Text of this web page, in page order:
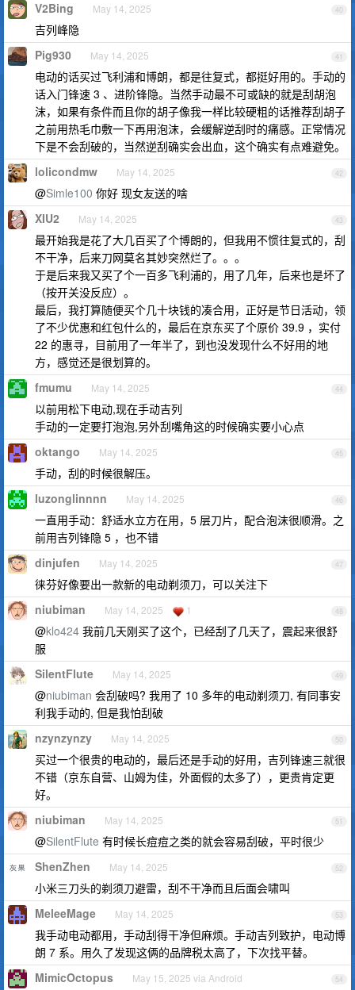
40
V2Bing May 14, 2025
吉列峰隐
41
Pig930 May 14, 2025
电动的话买过飞利浦和博朗，都是往复式，都挺好用的。手动的
话入门锋速 3 、进阶锋隐。当然手动最不可或缺的就是刮胡泡
沫，如果有条件而且你的胡子像我一样比较硬粗的话推荐刮胡子
之前用热毛巾敷一下再用泡沫，会缓解逆刮时的痛感。正常情况
下是不会刮破的，当然逆刮确实会出血，这个确实有点难避免。
42
lolicondmw May 14, 2025
@Simle100 你好 现女友送的啥
43
XIU2 May 14, 2025
最开始我是花了大几百买了个博朗的，但我用不惯往复式的，刮
不干净，后来刀网莫名其妙突然烂了。。。
于是后来我又买了个一百多飞利浦的，用了几年，后来也是坏了
（按开关没反应）。
最后，我打算随便买个几十块钱的凑合用，正好是节日活动，领
了不少优惠和红包什么的，最后在京东买了个原价 39.9 ，实付
22 的惠寻，目前用了一年半了，到也没发现什么不好用的地
方，感觉还是很划算的。
44
fmumu May 14, 2025
以前用松下电动,现在手动吉列
手动的一定要打泡泡,另外刮嘴角这的时候确实要小心点
45
oktango May 14, 2025
手动，刮的时候很解压。
46
luzonglinnnn May 14, 2025
一直用手动：舒适水立方在用，5 层刀片，配合泡沫很顺滑。之
前用吉列锋隐 5 ，也不错
47
dinjufen May 14, 2025
徕芬好像要出一款新的电动剃须刀，可以关注下
48
niubiman May 14, 2025 1
@klo424 我前几天刚买了这个，已经刮了几天了，震起来很舒
服
49
SilentFlute May 14, 2025
@niubiman 会刮破吗? 我用了 10 多年的电动剃须刀, 有同事安
利我手动的, 但是我怕刮破
50
nzynzynzy May 14, 2025
买过一个很贵的电动的，最后还是手动的好用，吉列锋速三就很
不错（京东自营、山姆为佳，外面假的太多了），更贵肯定更
好。
51
niubiman May 14, 2025
@SilentFlute 有时候长痘痘之类的就会容易刮破，平时很少
52
ShenZhen May 14, 2025
小米三刀头的剃须刀避雷，刮不干净而且后面会啸叫
53
MeleeMage May 14, 2025
我手动电动都用，手动刮得干净但麻烦。手动吉列致护，电动博
朗 7 系。用久了发现这俩的品牌税太高了，下次找平替。
54
MimicOctopus May 15, 2025 via Android